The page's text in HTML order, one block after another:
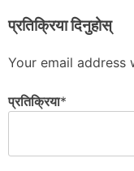
प्रतिक्रिया दिनुहोस्
Your email address
प्रतिक्रिया*